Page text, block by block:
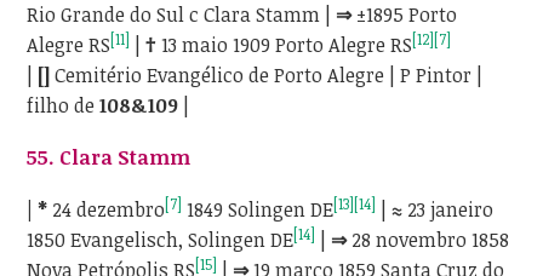
Rio Grande do Sul c Clara Stamm | ⇒±1895 Porto
Alegre RS[11] |† 13 maio 1909 Porto Alegre RS[12][7]
[]Cemitério Evangélico de Porto Alegre | P Pintor |
filho de 108&109
55. Clara Stamm
| * 24 dezembro[7] 1849 Solingen DE[13][14] |≈ 23 janeiro
1850 Evangelisch, Solingen DE[14] | ⇒28 novembro 1858
Nova Petrópolis RS[15] | ⇒19 março 1859 Santa Cruz do